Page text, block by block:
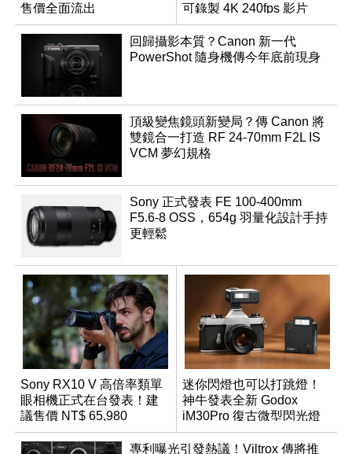
售價全面流出
可錄製 4K 240fps 影片
回歸攝影本質？Canon 新一代
PowerShot 隨身機傳今年底前現身
頂級變焦鏡頭新變局？傳 Canon 將
雙鏡合一打造 RF 24-70mm F2L IS
VCM 夢幻規格
Sony 正式發表 FE 100-400mm
F5.6-8 OSS，654g 羽量化設計手持
更輕鬆
Sony RX10 V 高倍率類單
眼相機正式在台發表！建
議售價 NT$ 65,980
迷你閃燈也可以打跳燈！
神牛發表全新 Godox
iM30Pro 復古微型閃光燈
專利曝光引發熱議！Viltrox 傳將推